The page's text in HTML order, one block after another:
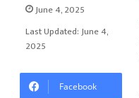
June 4, 2025
Last Updated: June 4,
2025
Facebook